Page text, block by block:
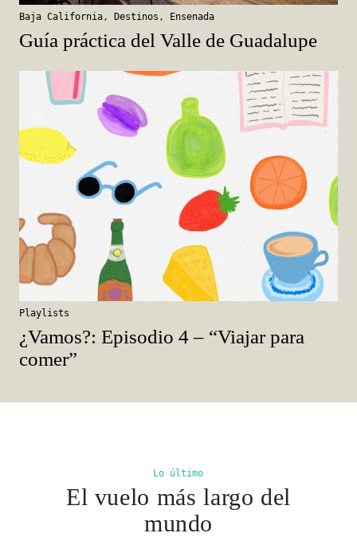
Baja California, Destinos , Ensenada
Guía práctica del Valle de Guadalupe
Playlists
¿Vamos?: Episodio 4 – “Viajar para
comer”
Lo último
El vuelo más largo del
mundo